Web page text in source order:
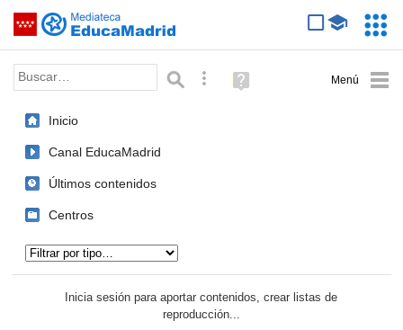
Saltar navegación
Palabra o frase: Búsqueda avanzada
Ayuda
(en
Inicio
Canal EducaMadrid
Últimos contenidos
Centros
Inicia sesión para aportar contenidos, crear listas de
reproducción...